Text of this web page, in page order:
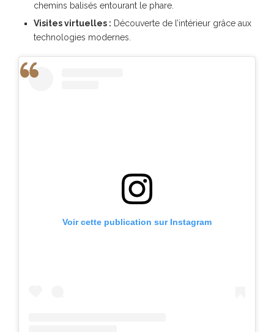
chemins balisés entourant le phare.
Visites virtuelles : Découverte de l’intérieur grâce aux
technologies modernes.
Voir cette publication sur Instagram